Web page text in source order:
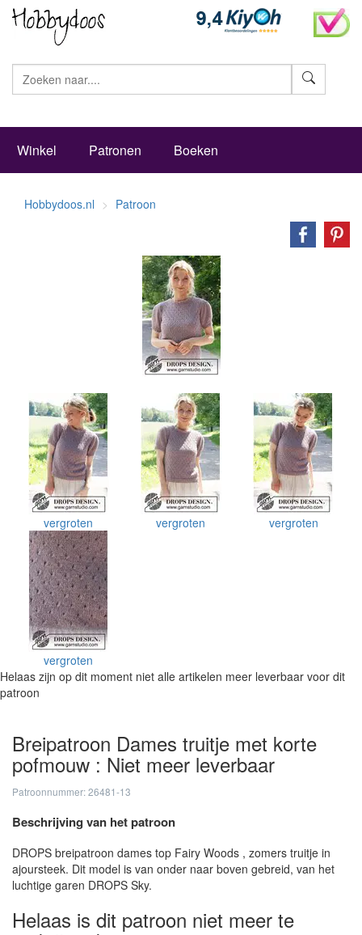
Winkel Patronen Boeken
Hobbydoos.nl Patroon
vergroten vergroten vergroten
vergroten
Helaas zijn op dit moment niet alle artikelen meer leverbaar voor dit
patroon
Breipatroon Dames truitje met korte
pofmouw : Niet meer leverbaar
Patroonnummer: 26481-13
Beschrijving van het patroon
DROPS breipatroon dames top Fairy Woods , zomers truitje in
ajoursteek. Dit model is van onder naar boven gebreid, van het
luchtige garen DROPS Sky.
Helaas is dit patroon niet meer te